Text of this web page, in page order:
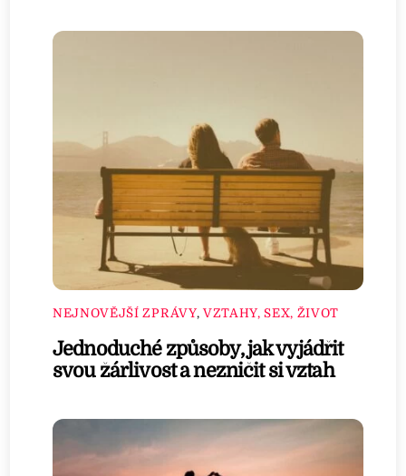
NEJNOVĚJŠÍ ZPRÁVY, VZTAHY, SEX, ŽIVOT
Jednoduché způsoby, jak vyjádřit
svou žárlivost a nezničit si vztah